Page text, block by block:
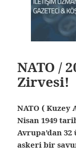
NATO /
Zirvesi!
NATO ( Kuzey
Nisan 1949
Avrupa’dan
askeri bir